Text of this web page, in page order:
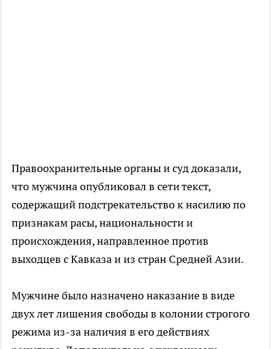
Правоохранительные органы и суд доказали,
что мужчина опубликовал в сети текст,
содержащий подстрекательство к насилию по
признакам расы, национальности и
происхождения, направленное против
выходцев с Кавказа и из стран Средней Азии.
Мужчине было назначено наказание в виде
двух лет лишения свободы в колонии строгого
режима из-за наличия в его действиях